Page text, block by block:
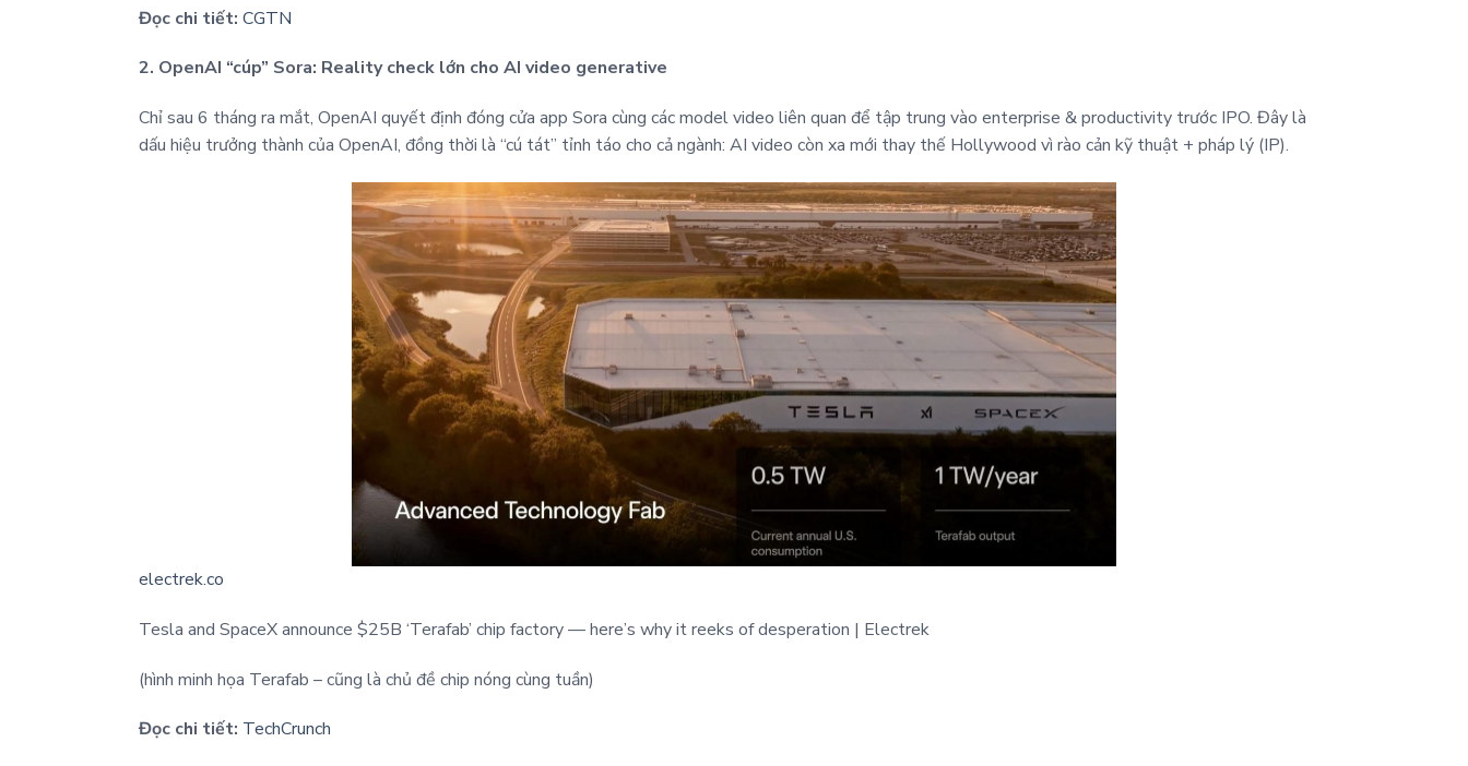
Đọc chi tiết: CGTN
2. OpenAI “cúp” Sora: Reality check lớn cho AI video generative
Chỉ sau 6 tháng ra mắt, OpenAI quyết định đóng cửa app Sora cùng các model video liên quan để tập trung vào enterprise & productivity trước IPO. Đây là
dấu hiệu trưởng thành của OpenAI, đồng thời là “cú tát” tỉnh táo cho cả ngành: AI video còn xa mới thay thế Hollywood vì rào cản kỹ thuật + pháp lý (IP).
electrek.co
Tesla and SpaceX announce $25B ‘Terafab’ chip factory — here’s why it reeks of desperation | Electrek
(hình minh họa Terafab – cũng là chủ đề chip nóng cùng tuần)
Đọc chi tiết: TechCrunch